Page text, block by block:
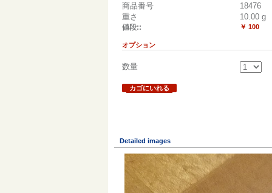
商品番号
18476
重さ
10.00 g
値段:: ￥ 100
オプション
数量
カゴにいれる
Detailed images